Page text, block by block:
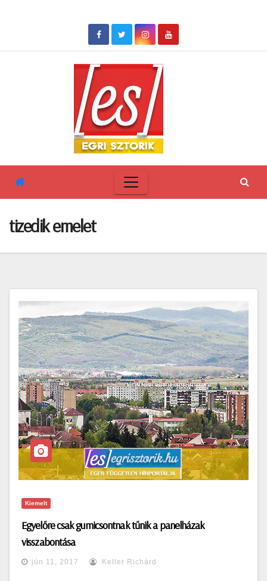
tizedik emelet
Kiemelt
Egyelőre csak gumicsontnak tűnik a panelházak
visszabontása
jún 11, 2017 Keller Richárd